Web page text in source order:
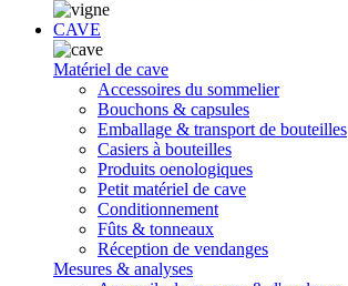
CAVE
Matériel de cave
Accessoires du sommelier
Bouchons & capsules
Emballage & transport de bouteilles
Casiers à bouteilles
Produits oenologiques
Petit matériel de cave
Conditionnement
Fûts & tonneaux
Réception de vendanges
Mesures & analyses